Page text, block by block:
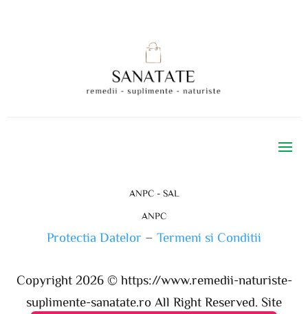
ANPC - SAL
ANPC
Protectia Datelor – Termeni si Conditii
Copyright 2026 ©https://www.remedii-naturiste-
suplimente-sanatate.ro All Right Reserved. Site